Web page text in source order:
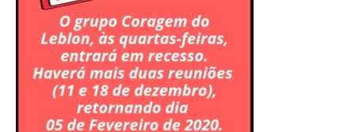
CONTATO
CONTRIBUIÇÕES
HISTÓRIA DE CCA/BR